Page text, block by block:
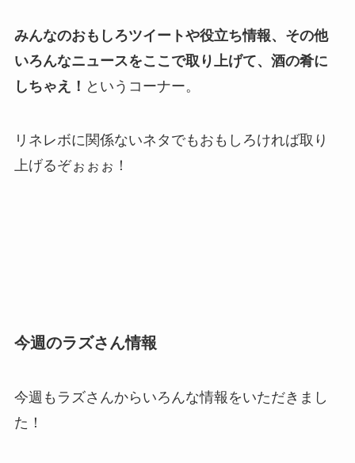
みんなのおもしろツイートや役立ち情報、その他
いろんなニュースをここで取り上げて、酒の肴に
しちゃえ！ というコーナー。
リネレボに関係ないネタでもおもしろければ取り
上げるぞぉぉぉ！
今週のラズさん情報
今週もラズさんからいろんな情報をいただきまし
た！